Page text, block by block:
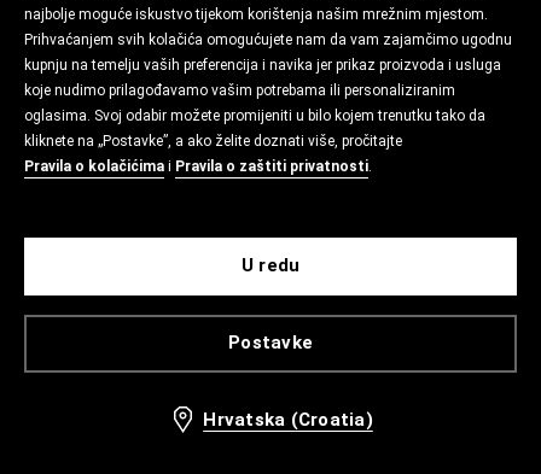
najbolje moguće iskustvo tijekom korištenja našim mrežnim mjestom.
Prihvaćanjem svih kolačića omogućujete nam da vam zajamčimo ugodnu
kupnju na temelju vaših preferencija i navika jer prikaz proizvoda i usluga
koje nudimo prilagođavamo vašim potrebama ili personaliziranim
oglasima. Svoj odabir možete promijeniti u bilo kojem trenutku tako da
kliknete na „Postavke”, a ako želite doznati više, pročitajte
Pravila o kolačićima i Pravila o zaštiti privatnosti.
Postavke
U redu
Hrvatska (Croatia)